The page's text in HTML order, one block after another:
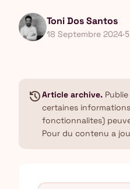
Toni Dos Santos
18 Septembre 2024·
historyArticle archive.
certaines
fonctionnalites)
Pour du contenu a